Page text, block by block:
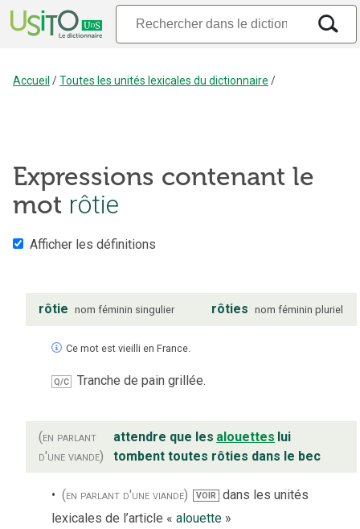
Accueil /Toutes les unités lexicales du dictionnaire /
Expressions contenant le
mot rôtie
Afficher les définitions
rôtie nom féminin singulier rôties nom féminin pluriel
Ce mot est vieilli en France.
Q/C Tranche de pain grillée.
(en parlant
d'une viande)
attendre que les alouettes lui
tombent toutes rôties dans le bec
(en parlant d'une viande) VOIR dans les unités
lexicales de l’article « alouette »